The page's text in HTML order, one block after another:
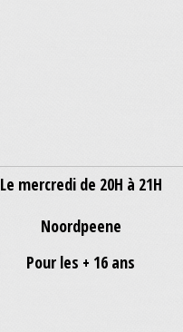
Le mercredi de 20H à 21H
Noordpeene
Pour les + 16 ans